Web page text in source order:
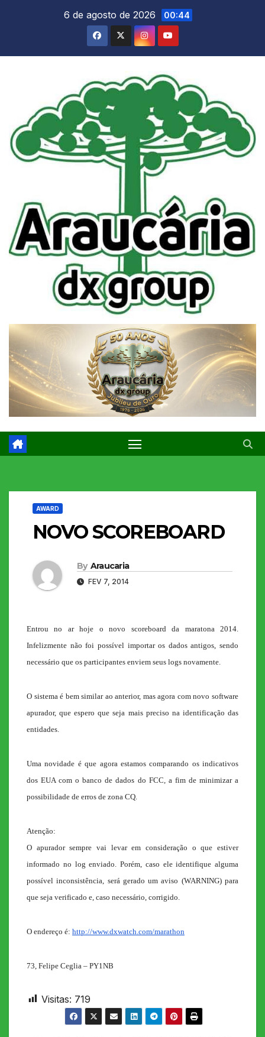
6 de agosto de 2026 00:44
AWARD
NOVO SCOREBOARD
By Araucaria
FEV 7, 2014
Entrou no ar hoje o novo scoreboard da maratona 2014.
Infelizmente não foi possível importar os dados antigos, sendo
necessário que os participantes enviem seus logs novamente.
O sistema é bem similar ao anterior, mas agora com novo software
apurador, que espero que seja mais preciso na identificação das
entidades.
Uma novidade é que agora estamos comparando os indicativos
dos EUA com o banco de dados do FCC, a fim de minimizar a
possibilidade de erros de zona CQ.
Atenção:
O apurador sempre vai levar em consideração o que estiver
informado no log enviado. Porém, caso ele identifique alguma
possível inconsistência, será gerado um aviso (WARNING) para
que seja verificado e, caso necessário, corrigido.
O endereço é: http://www.dxwatch.com/marathon
73, Felipe Ceglia – PY1NB
Visitas: 719